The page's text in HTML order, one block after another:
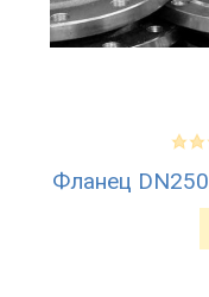
Фланец